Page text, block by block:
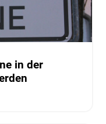
in der